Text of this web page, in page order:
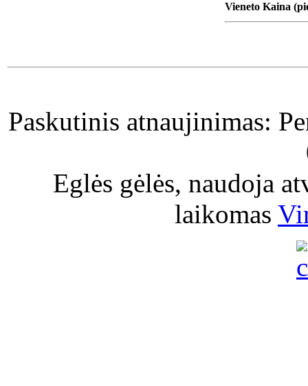
Vieneto Kaina
Paskutinis atnaujinimas:
Eglės gėlės, naudoja
laikomas